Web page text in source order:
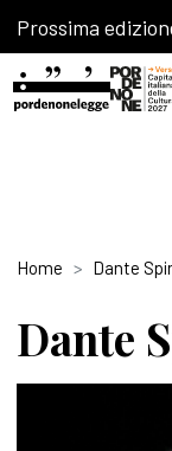
Prossima
Home Dante
Dante